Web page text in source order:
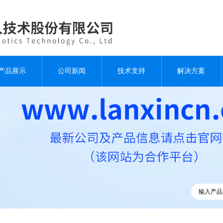
品展示 公司新闻 技术支持 解决方案